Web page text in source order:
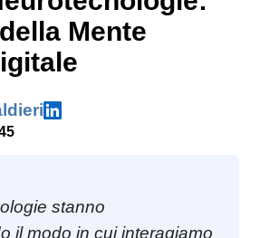
Mente
stanno
il modo in cui interagiamo